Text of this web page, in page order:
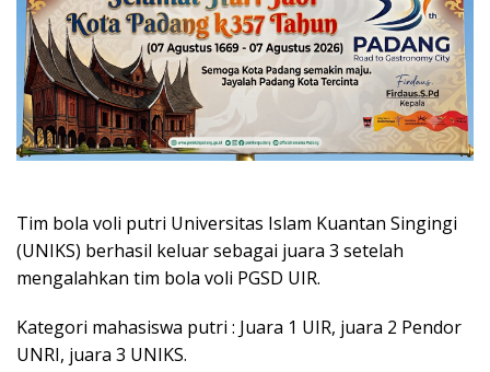
Tim bola voli putri Universitas Islam Kuantan Singingi
(UNIKS) berhasil keluar sebagai juara 3 setelah
mengalahkan tim bola voli PGSD UIR.
Kategori mahasiswa putri : Juara 1 UIR, juara 2 Pendor
UNRI, juara 3 UNIKS.